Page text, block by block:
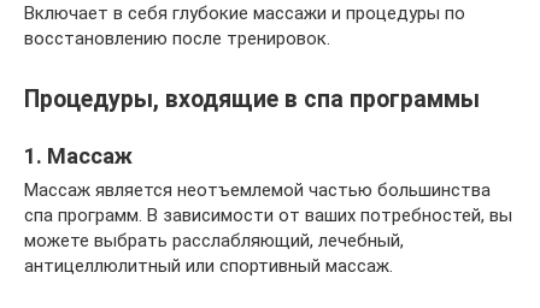
Включает в себя глубокие массажи и процедуры по
восстановлению после тренировок.
Процедуры, входящие в спа программы
1. Массаж
Массаж является неотъемлемой частью большинства
спа программ. В зависимости от ваших потребностей, вы
можете выбрать расслабляющий, лечебный,
антицеллюлитный или спортивный массаж.